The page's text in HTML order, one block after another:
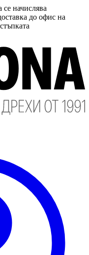
начислява
до офис на